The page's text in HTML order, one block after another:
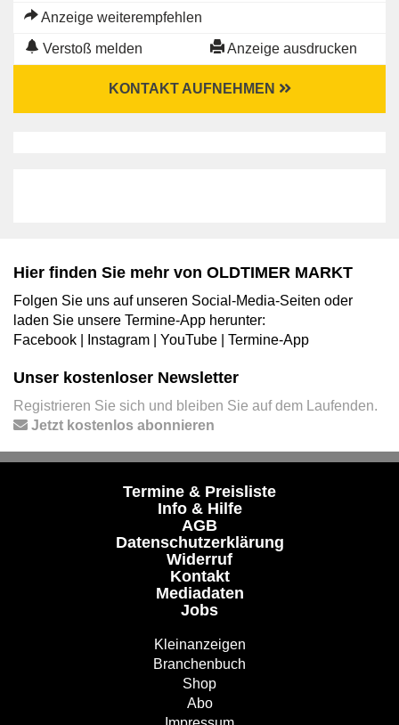
Anzeige weiterempfehlen
Verstoß melden Anzeige ausdrucken
KONTAKT AUFNEHMEN
Hier finden Sie mehr von OLDTIMER MARKT
Folgen Sie uns auf unseren Social-Media-Seiten oder
laden Sie unsere Termine-App herunter:
Facebook
Instagram YouTube Termine-App
Unser kostenloser Newsletter
Registrieren Sie sich und bleiben Sie auf dem Laufenden.
Jetzt kostenlos abonnieren
Termine & Preisliste
Info & Hilfe
AGB
Datenschutzerklärung
Widerruf
Kontakt
Mediadaten
Jobs
Kleinanzeigen
Branchenbuch
Shop
Abo